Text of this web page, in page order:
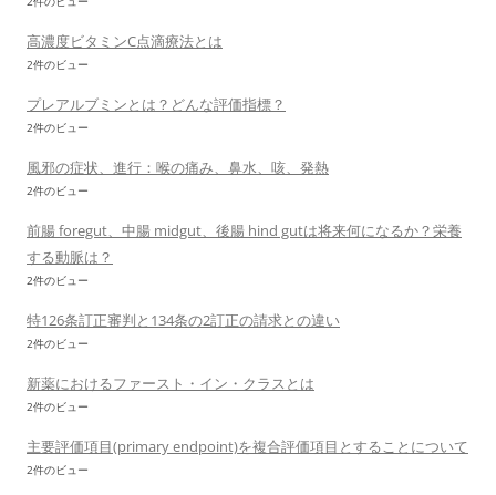
高濃度ビタミンC点滴療法とは
2件のビュー
プレアルブミンとは？どんな評価指標？
2件のビュー
風邪の症状、進行：喉の痛み、鼻水、咳、発熱
2件のビュー
前腸 foregut、中腸 midgut、後腸 hind gutは将来何になるか？栄養
する動脈は？
2件のビュー
特126条訂正審判と134条の2訂正の請求との違い
2件のビュー
新薬におけるファースト・イン・クラスとは
2件のビュー
主要評価項目(primary endpoint)を複合評価項目とすることについて
2件のビュー